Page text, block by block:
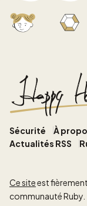
Sécurité À
Actualités RSS
Ce siteest
communauté Ruby.